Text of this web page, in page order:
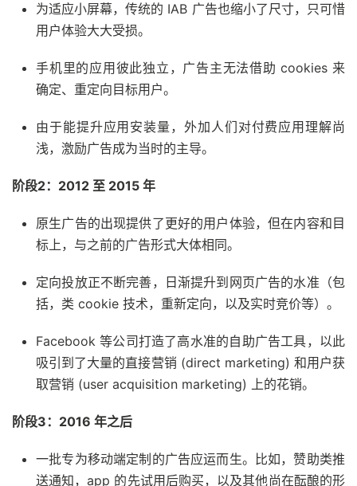
为适应小屏幕，传统的 IAB 广告也缩小了尺寸，只可惜
用户体验大大受损。
手机里的应用彼此独立，广告主无法借助 cookies 来
确定、重定向目标用户。
由于能提升应用安装量，外加人们对付费应用理解尚
浅，激励广告成为当时的主导。
阶段2：2012 至 2015 年
原生广告的出现提供了更好的用户体验，但在内容和目
标上，与之前的广告形式大体相同。
定向投放正不断完善，日渐提升到网页广告的水准（包
括，类 cookie 技术，重新定向，以及实时竞价等）。
Facebook 等公司打造了高水准的自助广告工具，以此
吸引到了大量的直接营销 (direct marketing) 和用户获
取营销 (user acquisition marketing) 上的花销。
阶段3：2016 年之后
一批专为移动端定制的广告应运而生。比如，赞助类推
送通知，app 的先试用后购买，以及其他尚在酝酿的形